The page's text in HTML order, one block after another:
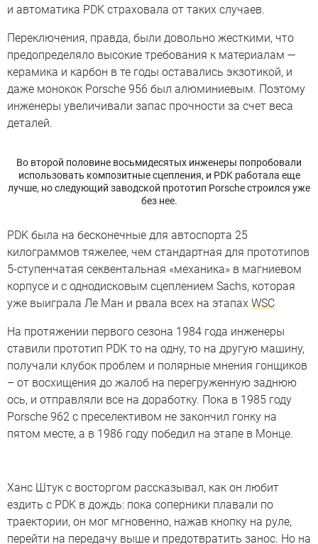
и автоматика PDK страховала от таких случаев.
Переключения, правда, были довольно жесткими, что
предопределяло высокие требования к материалам —
керамика и карбон в те годы оставались экзотикой, и
даже монокок Porsche 956 был алюминиевым. Поэтому
инженеры увеличивали запас прочности за счет веса
деталей.
Во второй половине восьмидесятых инженеры попробовали
использовать композитные сцепления, и PDK работала еще
лучше, но следующий заводской прототип Porsche строился уже
без нее.
PDK была на бесконечные для автоспорта 25
килограммов тяжелее, чем стандартная для прототипов
5-ступенчатая секвентальная «механика» в магниевом
корпусе и с однодисковым сцеплением Sachs, которая
уже выиграла Ле Ман и рвала всех на этапах WSC
На протяжении первого сезона 1984 года инженеры
ставили прототип PDK то на одну, то на другую машину,
получали клубок проблем и полярные мнения гонщиков
– от восхищения до жалоб на перегруженную заднюю
ось, и отправляли все на доработку. Пока в 1985 году
Porsche 962 с преселективом не закончил гонку на
пятом месте, а в 1986 году победил на этапе в Монце.
Ханс Штук с восторгом рассказывал, как он любит
ездить с PDK в дождь: пока соперники плавали по
траектории, он мог мгновенно, нажав кнопку на руле,
перейти на передачу выше и предотвратить занос. Но на